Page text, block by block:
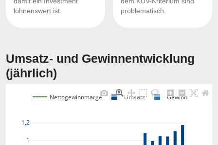
lohnenswert ist.
problematisch.
Umsatz- und Gewinnentwicklung
(jährlich)
1
1,2
Nettogewinnmarge Umsatz Gewinn